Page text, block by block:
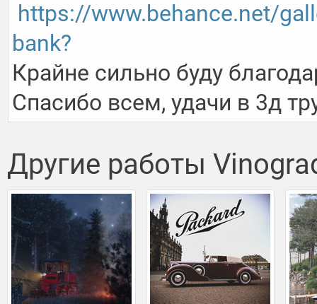
https://www.behance.net/
bank?
Крайне сильно буду
Спасибо всем, удачи в 3д
Другие работы